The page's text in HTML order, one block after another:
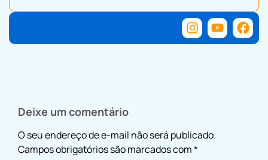
Deixe um comentário
O seu endereço de e-mail não será publicado.
Campos obrigatórios são marcados com*